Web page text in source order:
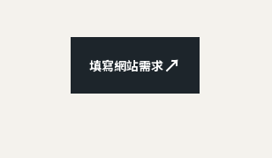
填寫網站需求↗